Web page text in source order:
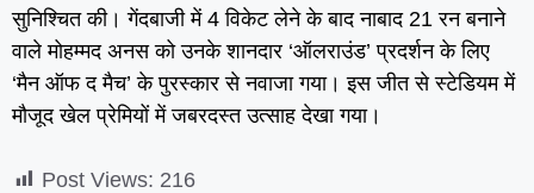
सुनिश्चित की। गेंदबाजी में 4 विकेट लेने के बाद नाबाद 21 रन बनाने
वाले मोहम्मद अनस को उनके शानदार ‘ऑलराउंड’ प्रदर्शन के लिए
‘मैन ऑफ द मैच’ के पुरस्कार से नवाजा गया। इस जीत से स्टेडियम में
मौजूद खेल प्रेमियों में जबरदस्त उत्साह देखा गया।
Post Views: 216